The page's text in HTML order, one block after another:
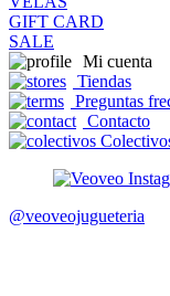
GIFT CARD
SALE
Mi cuenta
Tiendas
Preguntas
Contacto
@veoveojugueteria